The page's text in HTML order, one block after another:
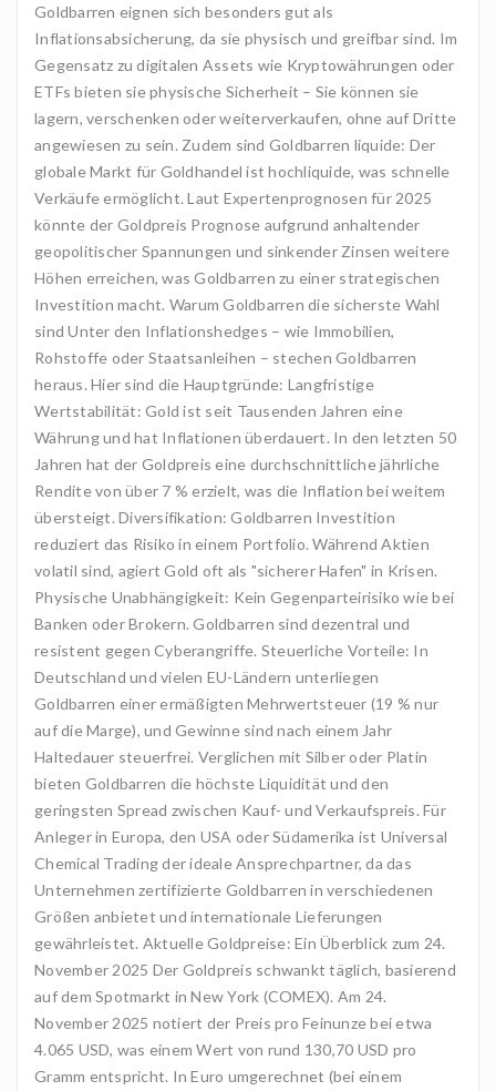
Goldbarren eignen sich besonders gut als
Inflationsabsicherung, da sie physisch und greifbar sind. Im
Gegensatz zu digitalen Assets wie Kryptowährungen oder
ETFs bieten sie physische Sicherheit – Sie können sie
lagern, verschenken oder weiterverkaufen, ohne auf Dritte
angewiesen zu sein. Zudem sind Goldbarren liquide: Der
globale Markt für Goldhandel ist hochliquide, was schnelle
Verkäufe ermöglicht. Laut Expertenprognosen für 2025
könnte der Goldpreis Prognose aufgrund anhaltender
geopolitischer Spannungen und sinkender Zinsen weitere
Höhen erreichen, was Goldbarren zu einer strategischen
Investition macht. Warum Goldbarren die sicherste Wahl
sind Unter den Inflationshedges – wie Immobilien,
Rohstoffe oder Staatsanleihen – stechen Goldbarren
heraus. Hier sind die Hauptgründe: Langfristige
Wertstabilität: Gold ist seit Tausenden Jahren eine
Währung und hat Inflationen überdauert. In den letzten 50
Jahren hat der Goldpreis eine durchschnittliche jährliche
Rendite von über 7 % erzielt, was die Inflation bei weitem
übersteigt. Diversifikation: Goldbarren Investition
reduziert das Risiko in einem Portfolio. Während Aktien
volatil sind, agiert Gold oft als "sicherer Hafen" in Krisen.
Physische Unabhängigkeit: Kein Gegenparteirisiko wie bei
Banken oder Brokern. Goldbarren sind dezentral und
resistent gegen Cyberangriffe. Steuerliche Vorteile: In
Deutschland und vielen EU-Ländern unterliegen
Goldbarren einer ermäßigten Mehrwertsteuer (19 % nur
auf die Marge), und Gewinne sind nach einem Jahr
Haltedauer steuerfrei. Verglichen mit Silber oder Platin
bieten Goldbarren die höchste Liquidität und den
geringsten Spread zwischen Kauf- und Verkaufspreis. Für
Anleger in Europa, den USA oder Südamerika ist Universal
Chemical Trading der ideale Ansprechpartner, da das
Unternehmen zertifizierte Goldbarren in verschiedenen
Größen anbietet und internationale Lieferungen
gewährleistet. Aktuelle Goldpreise: Ein Überblick zum 24.
November 2025 Der Goldpreis schwankt täglich, basierend
auf dem Spotmarkt in New York (COMEX). Am 24.
November 2025 notiert der Preis pro Feinunze bei etwa
4.065 USD, was einem Wert von rund 130,70 USD pro
Gramm entspricht. In Euro umgerechnet (bei einem